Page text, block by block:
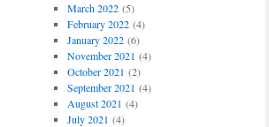
March 2022(5)
February 2022(4)
January 2022(6)
November 2021 (4)
October 2021 (2)
September 2021 (4)
August 2021 (4)
July 2021 (4)